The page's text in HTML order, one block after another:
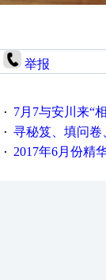
举报
· 7月7与安川来“
· 寻秘笈、填问卷
· 2017年6月份精